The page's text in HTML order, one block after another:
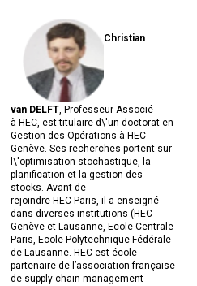
Christian
van DELFT, Professeur Associé
à HEC, est titulaire d\'un doctorat en
Gestion des Opérations à HEC-
Genève. Ses recherches portent sur
l\'optimisation stochastique, la
planification et la gestion des
stocks. Avant de
rejoindre HEC Paris, il a enseigné
dans diverses institutions (HEC-
Genève et Lausanne, Ecole Centrale
Paris, Ecole Polytechnique Fédérale
de Lausanne. HEC est école
partenaire de l’association française
de supply chain management